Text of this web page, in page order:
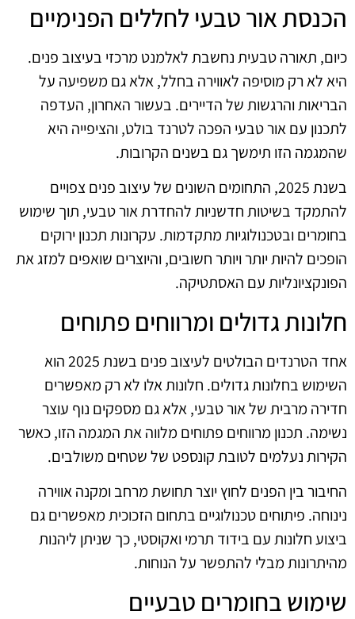
הכנסת אור טבעי לחללים הפנימיים
כיום, תאורה טבעית נחשבת לאלמנט מרכזי בעיצוב פנים.
היא לא רק מוסיפה לאווירה בחלל, אלא גם משפיעה על
הבריאות והרגשות של הדיירים. בעשור האחרון, העדפה
לתכנון עם אור טבעי הפכה לטרנד בולט, והציפייה היא
שהמגמה הזו תימשך גם בשנים הקרובות.
בשנת 2025, התחומים השונים של עיצוב פנים צפויים
להתמקד בשיטות חדשניות להחדרת אור טבעי, תוך שימוש
בחומרים ובטכנולוגיות מתקדמות. עקרונות תכנון ירוקים
הופכים להיות יותר ויותר חשובים, והיוצרים שואפים למזג את
הפונקציונליות עם האסתטיקה.
חלונות גדולים ומרווחים פתוחים
אחד הטרנדים הבולטים לעיצוב פנים בשנת 2025 הוא
השימוש בחלונות גדולים. חלונות אלו לא רק מאפשרים
חדירה מרבית של אור טבעי, אלא גם מספקים נוף עוצר
נשימה. תכנון מרווחים פתוחים מלווה את המגמה הזו, כאשר
הקירות נעלמים לטובת קונספט של שטחים משולבים.
החיבור בין הפנים לחוץ יוצר תחושת מרחב ומקנה אווירה
נינוחה. פיתוחים טכנולוגיים בתחום הזכוכית מאפשרים גם
ביצוע חלונות עם בידוד תרמי ואקוסטי, כך שניתן ליהנות
מהיתרונות מבלי להתפשר על הנוחות.
שימוש בחומרים טבעיים